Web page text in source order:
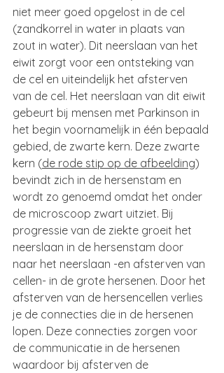
niet meer goed opgelost in de cel
(zandkorrel in water in plaats van
zout in water). Dit neerslaan van het
eiwit zorgt voor een ontsteking van
de cel en uiteindelijk het afsterven
van de cel. Het neerslaan van dit eiwit
gebeurt bij mensen met Parkinson in
het begin voornamelijk in één bepaald
gebied, de zwarte kern. Deze zwarte
kern (de rode stip op de afbeelding)
bevindt zich in de hersenstam en
wordt zo genoemd omdat het onder
de microscoop zwart uitziet. Bij
progressie van de ziekte groeit het
neerslaan in de hersenstam door
naar het neerslaan -en afsterven van
cellen- in de grote hersenen. Door het
afsterven van de hersencellen verlies
je de connecties die in de hersenen
lopen. Deze connecties zorgen voor
de communicatie in de hersenen
waardoor bij afsterven de